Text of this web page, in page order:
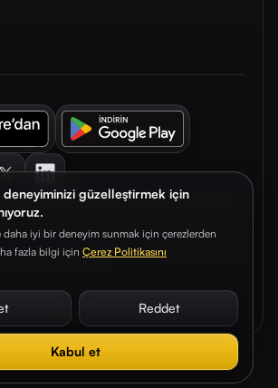
güzelleştirmek için
daha iyi bir deneyim sunmak için çerezlerden
fazla bilgi için Çerez Politikasını
Reddet
Kabul et
Tüm hakları saklıdır.
Metni Gizlilik Sözleşmesi